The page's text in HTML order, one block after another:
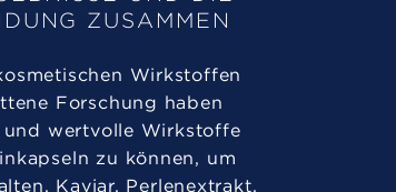
ZUSAMMEN
Wirkstoffen
Forschung haben
und wertvolle Wirkstoffe
zu können, um
Kaviar, Perlenextrakt,